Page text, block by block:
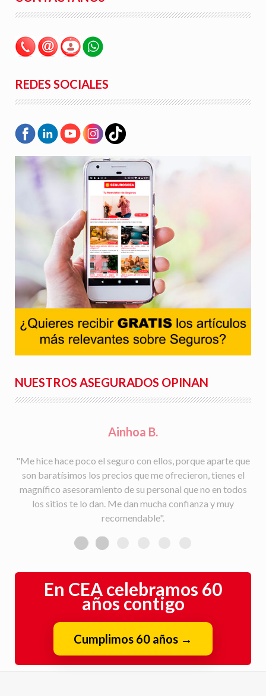
REDES SOCIALES
NUESTROS ASEGURADOS OPINAN
Rafael S.
"Facilidad para la tramitación de siniestros, seguimiento
del parte a la aseguradora, y rapidez en la gestión con la
peritación y demás trámites".
años contigo
Cumplimos 60 años→